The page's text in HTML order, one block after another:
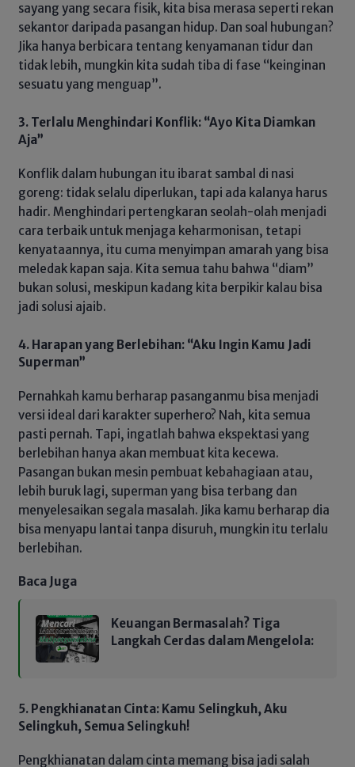
sayang yang secara fisik, kita bisa merasa seperti rekan
sekantor daripada pasangan hidup. Dan soal hubungan?
Jika hanya berbicara tentang kenyamanan tidur dan
tidak lebih, mungkin kita sudah tiba di fase “keinginan
sesuatu yang menguap”.
3. Terlalu Menghindari Konflik: “Ayo Kita Diamkan
Aja”
Konflik dalam hubungan itu ibarat sambal di nasi
goreng: tidak selalu diperlukan, tapi ada kalanya harus
hadir. Menghindari pertengkaran seolah-olah menjadi
cara terbaik untuk menjaga keharmonisan, tetapi
kenyataannya, itu cuma menyimpan amarah yang bisa
meledak kapan saja. Kita semua tahu bahwa “diam”
bukan solusi, meskipun kadang kita berpikir kalau bisa
jadi solusi ajaib.
4. Harapan yang Berlebihan: “Aku Ingin Kamu Jadi
Superman”
Pernahkah kamu berharap pasanganmu bisa menjadi
versi ideal dari karakter superhero? Nah, kita semua
pasti pernah. Tapi, ingatlah bahwa ekspektasi yang
berlebihan hanya akan membuat kita kecewa.
Pasangan bukan mesin pembuat kebahagiaan atau,
lebih buruk lagi, superman yang bisa terbang dan
menyelesaikan segala masalah. Jika kamu berharap dia
bisa menyapu lantai tanpa disuruh, mungkin itu terlalu
berlebihan.
Baca Juga
Keuangan Bermasalah? Tiga
Langkah Cerdas dalam Mengelola:
5. Pengkhianatan Cinta: Kamu Selingkuh, Aku
Selingkuh, Semua Selingkuh!
Pengkhianatan dalam cinta memang bisa jadi salah